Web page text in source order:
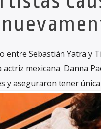
entre Sebastián Yatra y
mexicana, Danna
y aseguraron tener